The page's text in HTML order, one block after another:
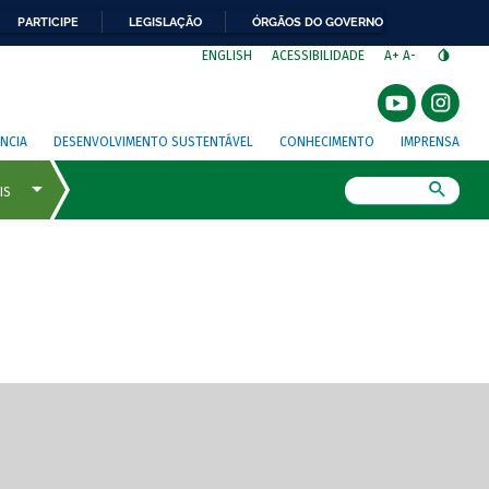
PARTICIPE LEGISLAÇÃO ÓRGÃOS DO GOVERNO
ENGLISH ACESSIBILIDADE A+ A-
DESENVOLVIMENTO SUSTENTÁVEL CONHECIMENTO IMPRENSA
de tela